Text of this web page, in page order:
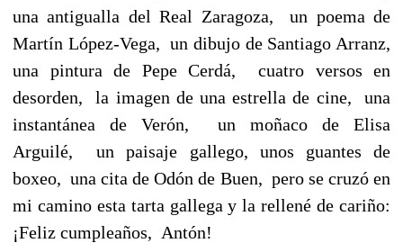
una antigualla del Real Zaragoza, un poema de
Martín López-Vega, un dibujo de Santiago Arranz,
una pintura de Pepe Cerdá, cuatro versos en
desorden, la imagen de una estrella de cine, una
instantánea de Verón, un moñaco de Elisa
Arguilé, un paisaje gallego, unos guantes de
boxeo, una cita de Odón de Buen, pero se cruzó en
mi camino esta tarta gallega y la rellené de cariño:
¡Feliz cumpleaños, Antón!